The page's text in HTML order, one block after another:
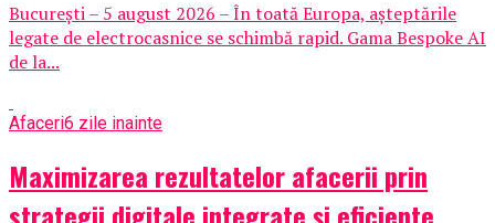
București – 5 august 2026 – În toată Europa, așteptările
legate de electrocasnice se schimbă rapid. Gama Bespoke AI
de la...
Afaceri6 zile inainte
Maximizarea rezultatelor afacerii prin